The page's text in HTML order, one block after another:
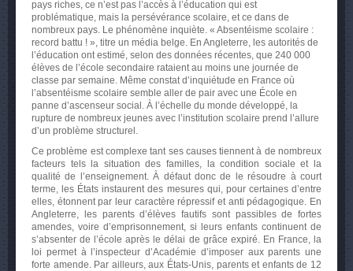
pays riches, ce n’est pas l’accès à l’éducation qui est
problématique, mais la persévérance scolaire, et ce dans de
nombreux pays. Le phénomène inquiète. « Absentéisme scolaire :
record battu ! », titre un média belge. En Angleterre, les autorités de
l’éducation ont estimé, selon des données récentes, que 240 000
élèves de l’école secondaire rataient au moins une journée de
classe par semaine. Même constat d’inquiétude en France où
l’absentéisme scolaire semble aller de pair avec une École en
panne d’ascenseur social. À l’échelle du monde développé, la
rupture de nombreux jeunes avec l’institution scolaire prend l’allure
d’un problème structurel.
Ce problème est complexe tant ses causes tiennent à de nombreux
facteurs tels la situation des familles, la condition sociale et la
qualité de l’enseignement. À défaut donc de le résoudre à court
terme, les États instaurent des mesures qui, pour certaines d’entre
elles, étonnent par leur caractère répressif et anti pédagogique. En
Angleterre, les parents d’élèves fautifs sont passibles de fortes
amendes, voire d’emprisonnement, si leurs enfants continuent de
s’absenter de l’école après le délai de grâce expiré. En France, la
loi permet à l’inspecteur d’Académie d’imposer aux parents une
forte amende. Par ailleurs, aux États-Unis, parents et enfants de 12